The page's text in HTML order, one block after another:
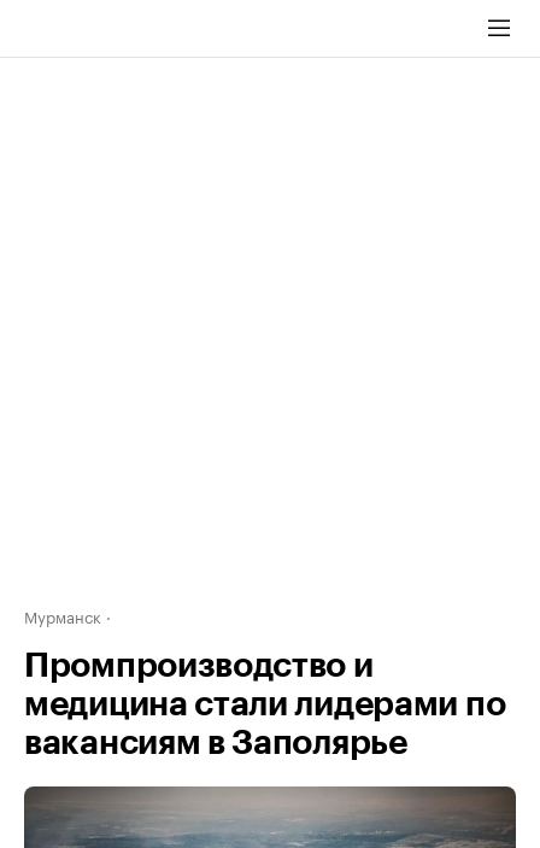
Мурманск
Промпроизводство и
медицина стали лидерами по
вакансиям в Заполярье